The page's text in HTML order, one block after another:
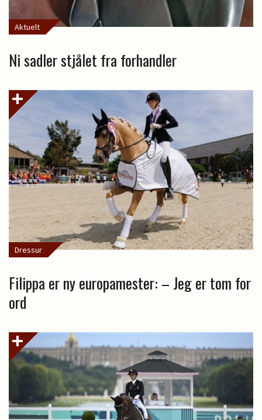
Aktuelt
Ni sadler stjålet fra forhandler
Dressur
Filippa er ny europamester: – Jeg er tom for
ord